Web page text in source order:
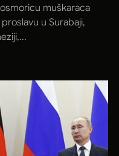
muškaraca
u Surabaji,